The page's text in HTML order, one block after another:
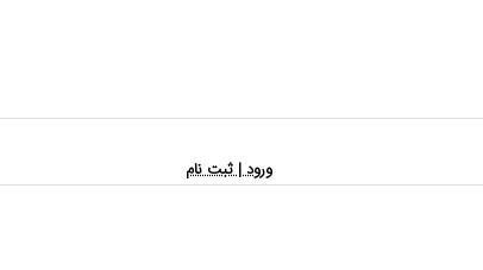
ورود | ثبت نام